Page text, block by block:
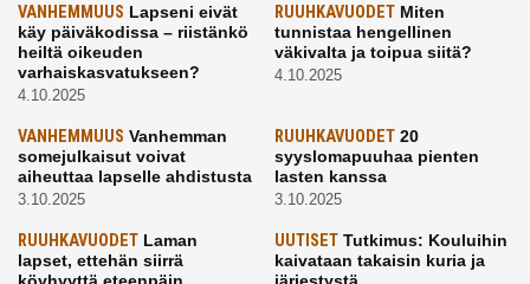
VANHEMMUUS Lapseni eivät
käy päiväkodissa – riistänkö
heiltä oikeuden
varhaiskasvatukseen?
4.10.2025
RUUHKAVUODETMiten
tunnistaa hengellinen
väkivalta ja toipua siitä?
4.10.2025
VANHEMMUUS Vanhemman
somejulkaisut voivat
aiheuttaa lapselle ahdistusta
3.10.2025
RUUHKAVUODET20
syyslomapuuhaa pienten
lasten kanssa
3.10.2025
RUUHKAVUODET Laman
lapset, ettehän siirrä
UUTISETTutkimus: Kouluihin
kaivataan takaisin kuria ja